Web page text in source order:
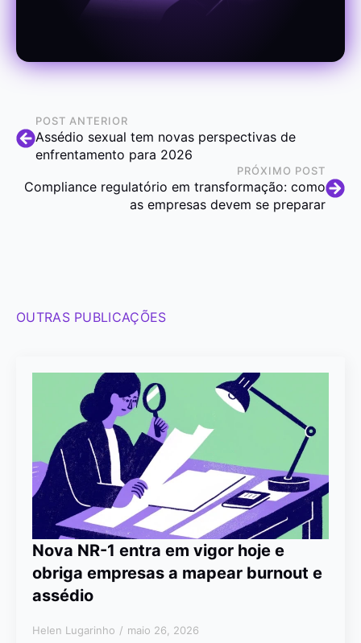
POST ANTERIOR
Assédio sexual tem novas perspectivas de
enfrentamento para 2026
PRÓXIMO POST
Compliance regulatório em transformação: como
as empresas devem se preparar
OUTRAS PUBLICAÇÕES
Nova NR-1 entra em vigor hoje e
obriga empresas a mapear burnout e
assédio
Helen Lugarinho maio 26, 2026